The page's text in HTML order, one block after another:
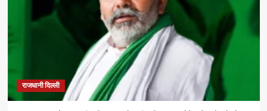
छात्रों
सिंह
राजधानी दिल्ली